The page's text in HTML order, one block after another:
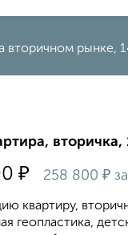
вторичном рынке,
₽ 258 800 ₽
квартиру,
геопластика,